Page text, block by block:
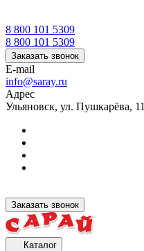
8 800 101 5309
8 800 101 5309
Заказать звонок
E-mail
info@saray.ru
Адрес
Ульяновск, ул. Пушкарёва, 11
Заказать звонок
Каталог